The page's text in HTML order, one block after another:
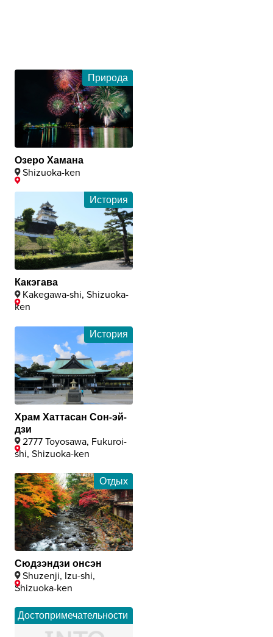
Природа
Озеро Хамана
Shizuoka-ken
История
Какэгава
Kakegawa-shi, Shizuoka-
ken
История
Храм Хаттасан Сон-эй-
дзи
2777 Toyosawa, Fukuroi-
shi, Shizuoka-ken
Отдых
Сюдзэндзи онсэн
Shuzenji, Izu-shi,
Shizuoka-ken
Достопримечательности